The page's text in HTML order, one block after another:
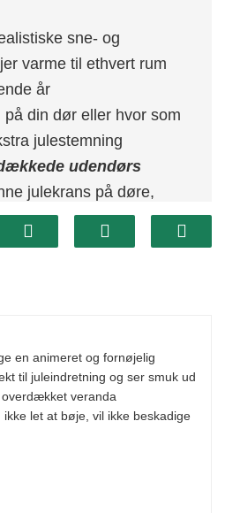
sne- og
varme til ethvert rum
år
din dør eller hvor som
julestemning
udendørs
julekrans på døre,
vinduer. Ingen montering
færdigsamlet til
en animeret og fornøjelig
til juleindretning og ser smuk ud
veranda
let at bøje, vil ikke beskadige